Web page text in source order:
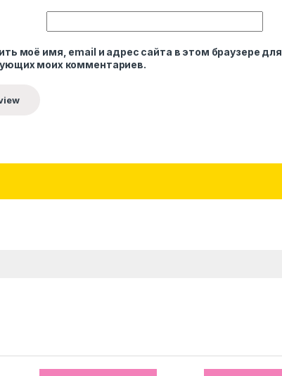
моё имя, email и адрес сайта в этом браузере для
моих комментариев.